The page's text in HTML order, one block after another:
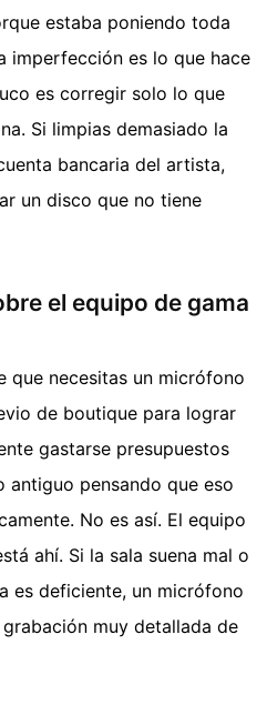
estaba poniendo toda
imperfección es lo que hace
es corregir solo lo que
Si limpias demasiado la
bancaria del artista,
un disco que no tiene
el equipo de gama
que necesitas un micrófono
de boutique para lograr
gastarse presupuestos
antiguo pensando que eso
No es así. El equipo
ahí. Si la sala suena mal o
es deficiente, un micrófono
muy detallada de